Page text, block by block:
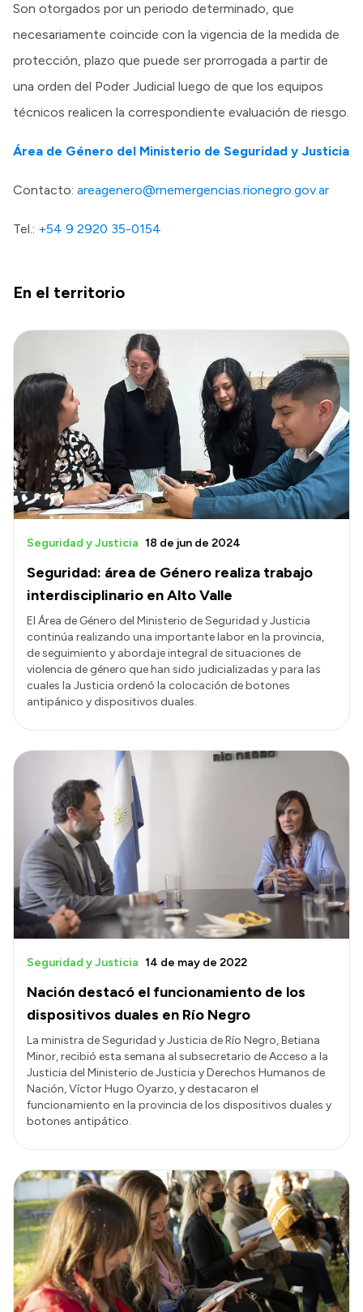
Son otorgados por un periodo determinado, que
necesariamente coincide con la vigencia de la medida de
protección, plazo que puede ser prorrogada a partir de
una orden del Poder Judicial luego de que los equipos
técnicos realicen la correspondiente evaluación de riesgo.
Área de Género del Ministerio de Seguridad y Justicia
Contacto: areagenero@rnemergencias.rionegro.gov.ar
Tel.: +54 9 2920 35-0154
En el territorio
Seguridad: área de Género realiza trabajo
interdisciplinario en Alto Valle
Seguridad y Justicia 18 de jun de 2024
El Área de Género del Ministerio de Seguridad y Justicia
continúa realizando una importante labor en la provincia,
de seguimiento y abordaje integral de situaciones de
violencia de género que han sido judicializadas y para las
cuales la Justicia ordenó la colocación de botones
antipánico y dispositivos duales.
Nación destacó el funcionamiento de los
dispositivos duales en Río Negro
Seguridad y Justicia 14 de may de 2022
La ministra de Seguridad y Justicia de Río Negro, Betiana
Minor, recibió esta semana al subsecretario de Acceso a la
Justicia del Ministerio de Justicia y Derechos Humanos de
Nación, Víctor Hugo Oyarzo, y destacaron el
funcionamiento en la provincia de los dispositivos duales y
botones antipático.